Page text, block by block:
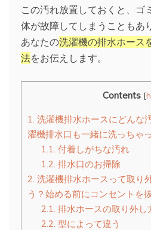
この汚れ放置しておくと、ゴ
体が故障してしまうこともあ
あなたの洗濯機の排水ホース
法をお伝えします。
Contents [
1. 洗濯機排水ホースにどんな
濯機排水口も一緒に洗っちゃ
1.1. 付着しがちな汚れ
1.2. 排水口のお掃除
2. 洗濯機排水ホースって取り
う？始める前にコンセントを
2.1. 排水ホースの取り外し
2.2. 型によって違う